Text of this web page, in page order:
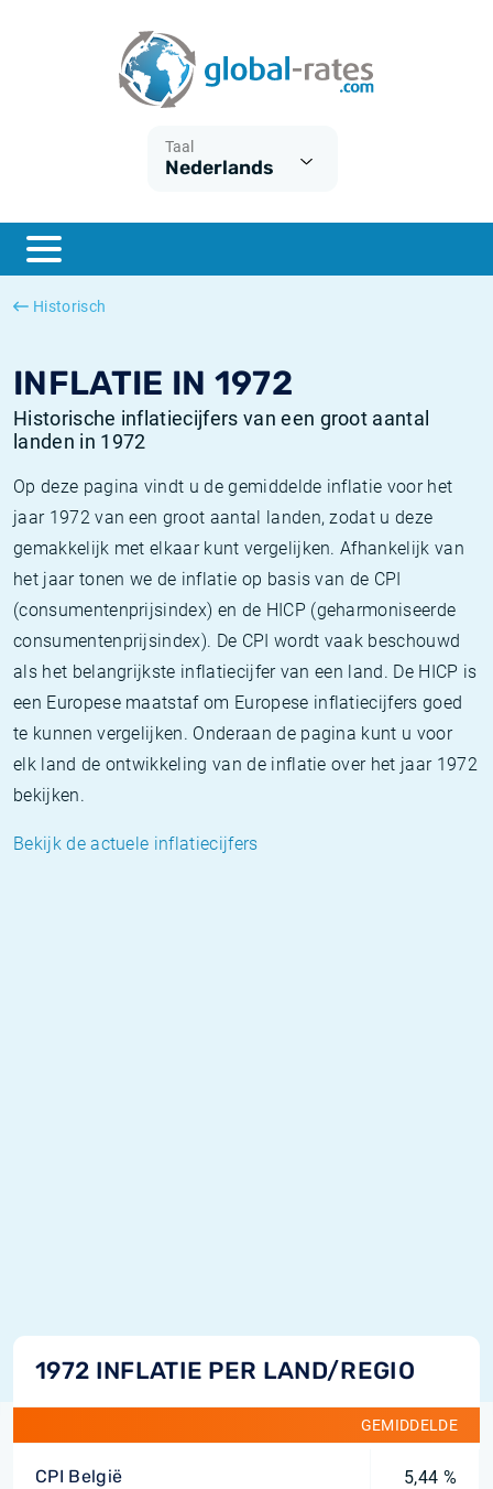
Taal
Nederlands
Historisch
INFLATIE IN 1972
Historische inflatiecijfers van een groot aantal
landen in 1972
Op deze pagina vindt u de gemiddelde inflatie voor het
jaar 1972 van een groot aantal landen, zodat u deze
gemakkelijk met elkaar kunt vergelijken. Afhankelijk van
het jaar tonen we de inflatie op basis van de CPI
(consumentenprijsindex) en de HICP (geharmoniseerde
consumentenprijsindex). De CPI wordt vaak beschouwd
als het belangrijkste inflatiecijfer van een land. De HICP is
een Europese maatstaf om Europese inflatiecijfers goed
te kunnen vergelijken. Onderaan de pagina kunt u voor
elk land de ontwikkeling van de inflatie over het jaar 1972
bekijken.
Bekijk de actuele inflatiecijfers
1972 INFLATIE PER LAND/REGIO
GEMIDDELDE
CPI België 5,44 %
ESTER
SONIA
Wat is CPI inflatie?
Wat is HICP inflatie?
Nederlandse inflatie - CPI
Amerikaanse inflatie - CPI
Euribor historie
SOFR historie
TONAR historie
Inflatiecalculator